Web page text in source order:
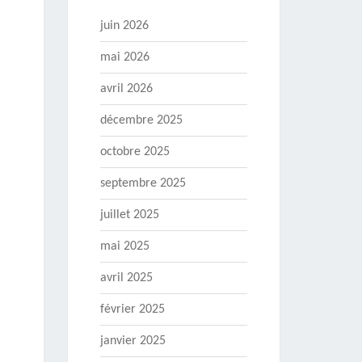
juin 2026
mai 2026
avril 2026
décembre 2025
octobre 2025
septembre 2025
juillet 2025
mai 2025
avril 2025
février 2025
janvier 2025